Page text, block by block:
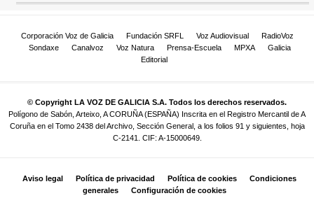
Corporación Voz de Galicia Fundación SRFL Voz Audiovisual
RadioVoz
Sondaxe
Canalvoz Voz Natura Prensa-Escuela MPXA
Galicia
Editorial
© Copyright LA VOZ DE GALICIA S.A. Todos los derechos reservados.
Polígono de Sabón, Arteixo, A CORUÑA (ESPAÑA) Inscrita en el Registro Mercantil de A
Coruña en el Tomo 2438 del Archivo, Sección General, a los folios 91 y siguientes, hoja
C-2141. CIF: A-15000649.
Aviso legal Política de privacidad Política de cookies
Condiciones
generales
Configuración de cookies